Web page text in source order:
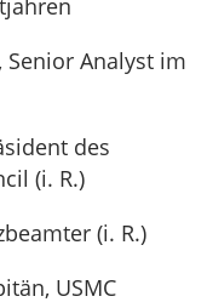
Senior Analyst im
des
(i. R.)
(i. R.)
USMC